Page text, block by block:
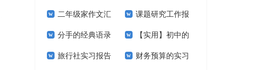
福语 【精】
二年级家作文汇
总7篇
课题研究工作报
告
分手的经典语录 【实用】初中的
作文300字汇总6篇
旅行社实习报告 财务预算的实习